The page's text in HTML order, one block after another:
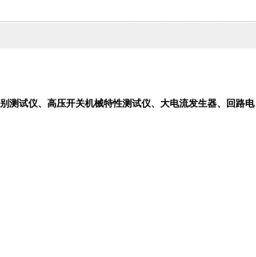
测试仪、高压开关机械特性测试仪、大电流发生器、回路电